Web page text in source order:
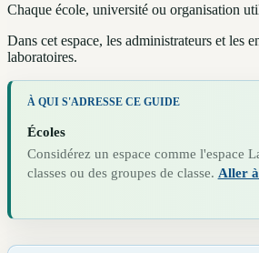
Chaque école, université ou organisation
Dans cet espace, les administrateurs et les
laboratoires.
À QUI S'ADRESSE CE GUIDE
Écoles
Considérez un espace comme l'espace
classes ou des groupes de classe. Aller